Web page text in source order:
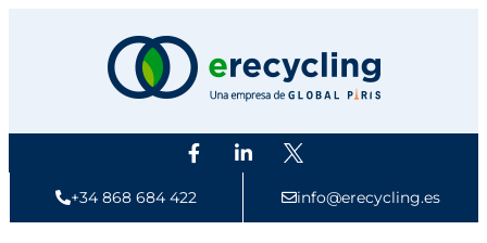
+34 868 684 422 info@erecycling.es